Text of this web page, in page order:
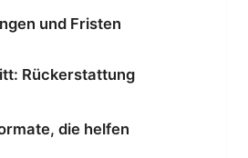
und Fristen
Rückerstattung
die helfen